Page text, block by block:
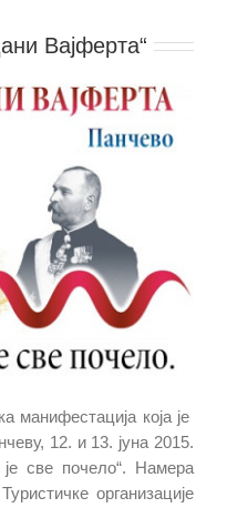
Вајферта“
манифестација која је
12. и 13. јуна 2015.
све почело“. Намера
организације